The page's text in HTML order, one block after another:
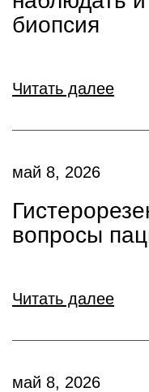
биопсия
Читать далее
май 8, 2026
вопросы
Читать далее
май 8, 2026